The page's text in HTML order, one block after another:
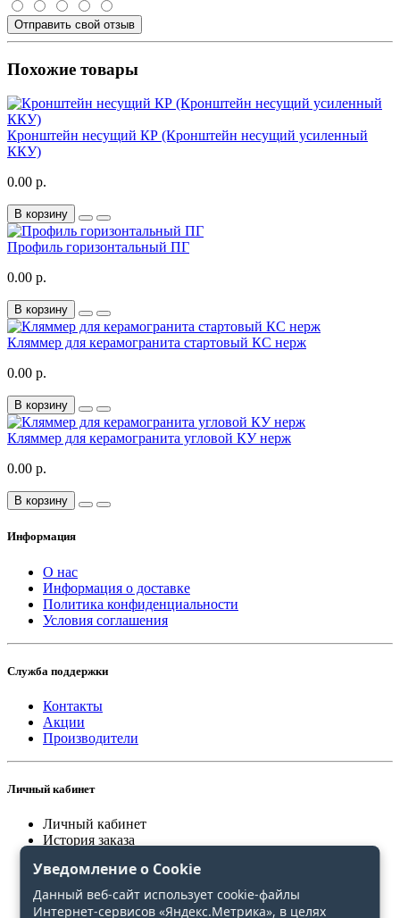
Отправить свой отзыв
Похожие товары
Кронштейн несущий КР (Кронштейн несущий усиленный
ККУ)
0.00 р.
В корзину
Профиль горизонтальный ПГ
0.00 р.
В корзину
Кляммер для керамогранита стартовый КС нерж
0.00 р.
В корзину
Кляммер для керамогранита угловой КУ нерж
0.00 р.
В корзину
Информация
О нас
Информация о доставке
Политика конфиденциальности
Условия соглашения
Служба поддержки
Контакты
Акции
Производители
Личный кабинет
Личный кабинет
История заказа
Сравнение
Уведомление о Cookie
Данный веб-сайт использует cookie-файлы
Интернет-сервисов «Яндекс.Метрика», в целях